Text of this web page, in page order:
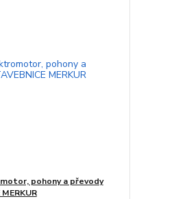
pohony a převody